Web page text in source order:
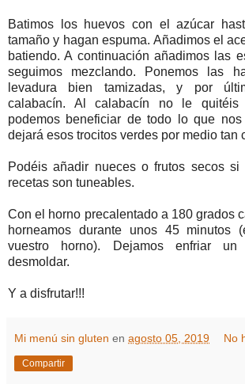
Batimos los huevos con el azúcar
tamaño y hagan espuma. Añadimos el
batiendo. A continuación añadimos las
seguimos mezclando. Ponemos las
levadura bien tamizadas, y por
calabacín. Al calabacín no le
podemos beneficiar de todo lo que
dejará esos trocitos verdes por medio tan
Podéis añadir nueces o frutos secos si
recetas son tuneables.
Con el horno precalentado a 180 grados
horneamos durante unos 45 minutos
vuestro horno). Dejamos enfriar
desmoldar.
Y a disfrutar!!!
Mi menú sin gluten en agosto 05, 2019 No
Compartir